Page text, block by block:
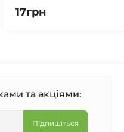
17грн
та акціями:
Підпишіться